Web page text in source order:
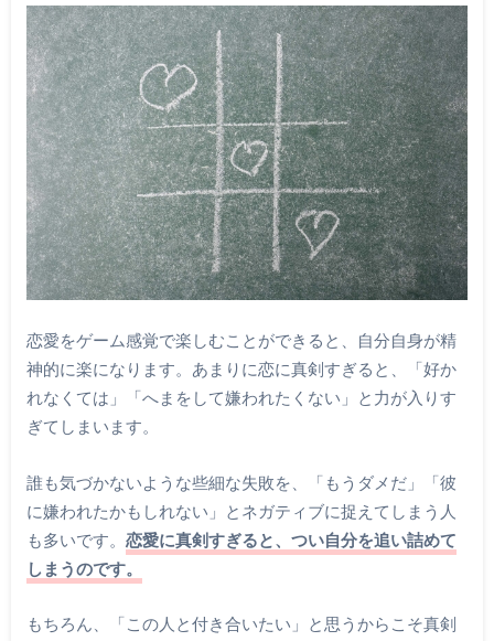
恋愛をゲーム感覚で楽しむことができると、自分自身が精
神的に楽になります。あまりに恋に真剣すぎると、「好か
れなくては」「へまをして嫌われたくない」と力が入りす
ぎてしまいます。
誰も気づかないような些細な失敗を、「もうダメだ」「彼
に嫌われたかもしれない」とネガティブに捉えてしまう人
も多いです。 恋愛に真剣すぎると、つい自分を追い詰めて
しまうのです。
もちろん、「この人と付き合いたい」と思うからこそ真剣